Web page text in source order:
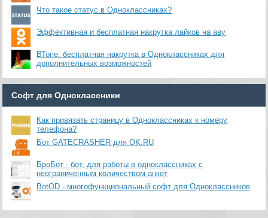
Что такое статус в Одноклассниках?
Эффективная и бесплатная накрутка лайков на аву
ВТопе: бесплатная накрутка в Одноклассниках для
дополнительных возможностей
Софт для Одноклассники
Как привязать страницу в Одноклассниках к номеру
телефона?
Бот GATECRASHER для OK.RU
БроБот - бот, для работы в одноклассниках с
неограниченным количеством анкет
BotOD - многофункциональный софт для Одноклассников